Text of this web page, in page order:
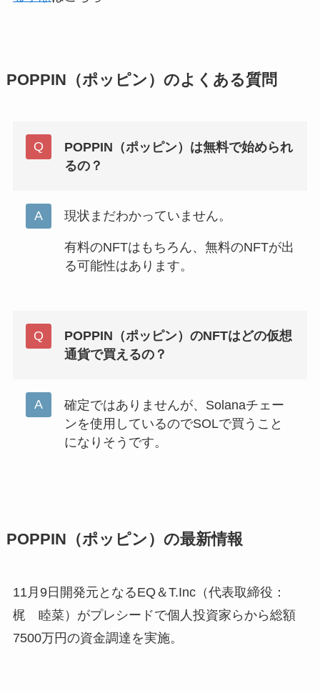
POPPIN（ポッピン）のよくある質問
POPPIN（ポッピン）は無料で始められ
るの？
現状まだわかっていません。
有料のNFTはもちろん、無料のNFTが出
る可能性はあります。
POPPIN（ポッピン）のNFTはどの仮想
通貨で買えるの？
確定ではありませんが、Solanaチェー
ンを使用しているのでSOLで買うこと
になりそうです。
POPPIN（ポッピン）の最新情報
11月9日開発元となるEQ＆T.Inc（代表取締役：
梶 睦菜）がプレシードで個人投資家らから総額
7500万円の資金調達を実施。